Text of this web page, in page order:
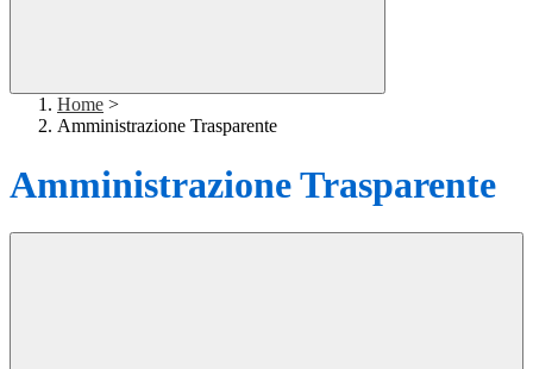
Home >
Amministrazione Trasparente
Amministrazione Trasparente